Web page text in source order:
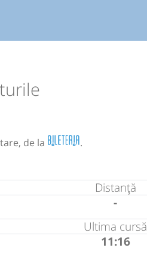
de la .
Distanță
-
Ultima cursă
11:16